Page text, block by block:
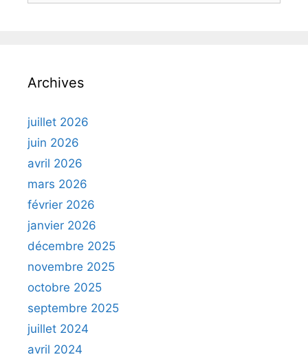
Archives
juillet 2026
juin 2026
avril 2026
mars 2026
février 2026
janvier 2026
décembre 2025
novembre 2025
octobre 2025
septembre 2025
juillet 2024
avril 2024